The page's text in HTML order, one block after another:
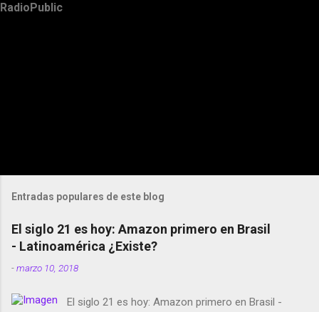
RadioPublic
Entradas populares de este blog
El siglo 21 es hoy: Amazon primero en Brasil
- Latinoamérica ¿Existe?
-marzo 10, 2018
El siglo 21 es hoy: Amazon primero en Brasil -